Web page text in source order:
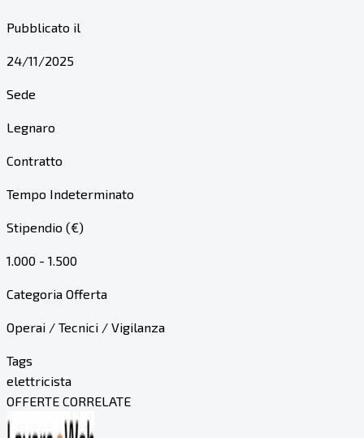
Pubblicato il
24/11/2025
Sede
Legnaro
Contratto
Tempo Indeterminato
Stipendio (€)
1.000 - 1.500
Categoria Offerta
Operai / Tecnici / Vigilanza
Tags
elettricista
OFFERTE CORRELATE